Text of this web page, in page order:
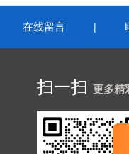
在线留言 |
扫一扫 更多精